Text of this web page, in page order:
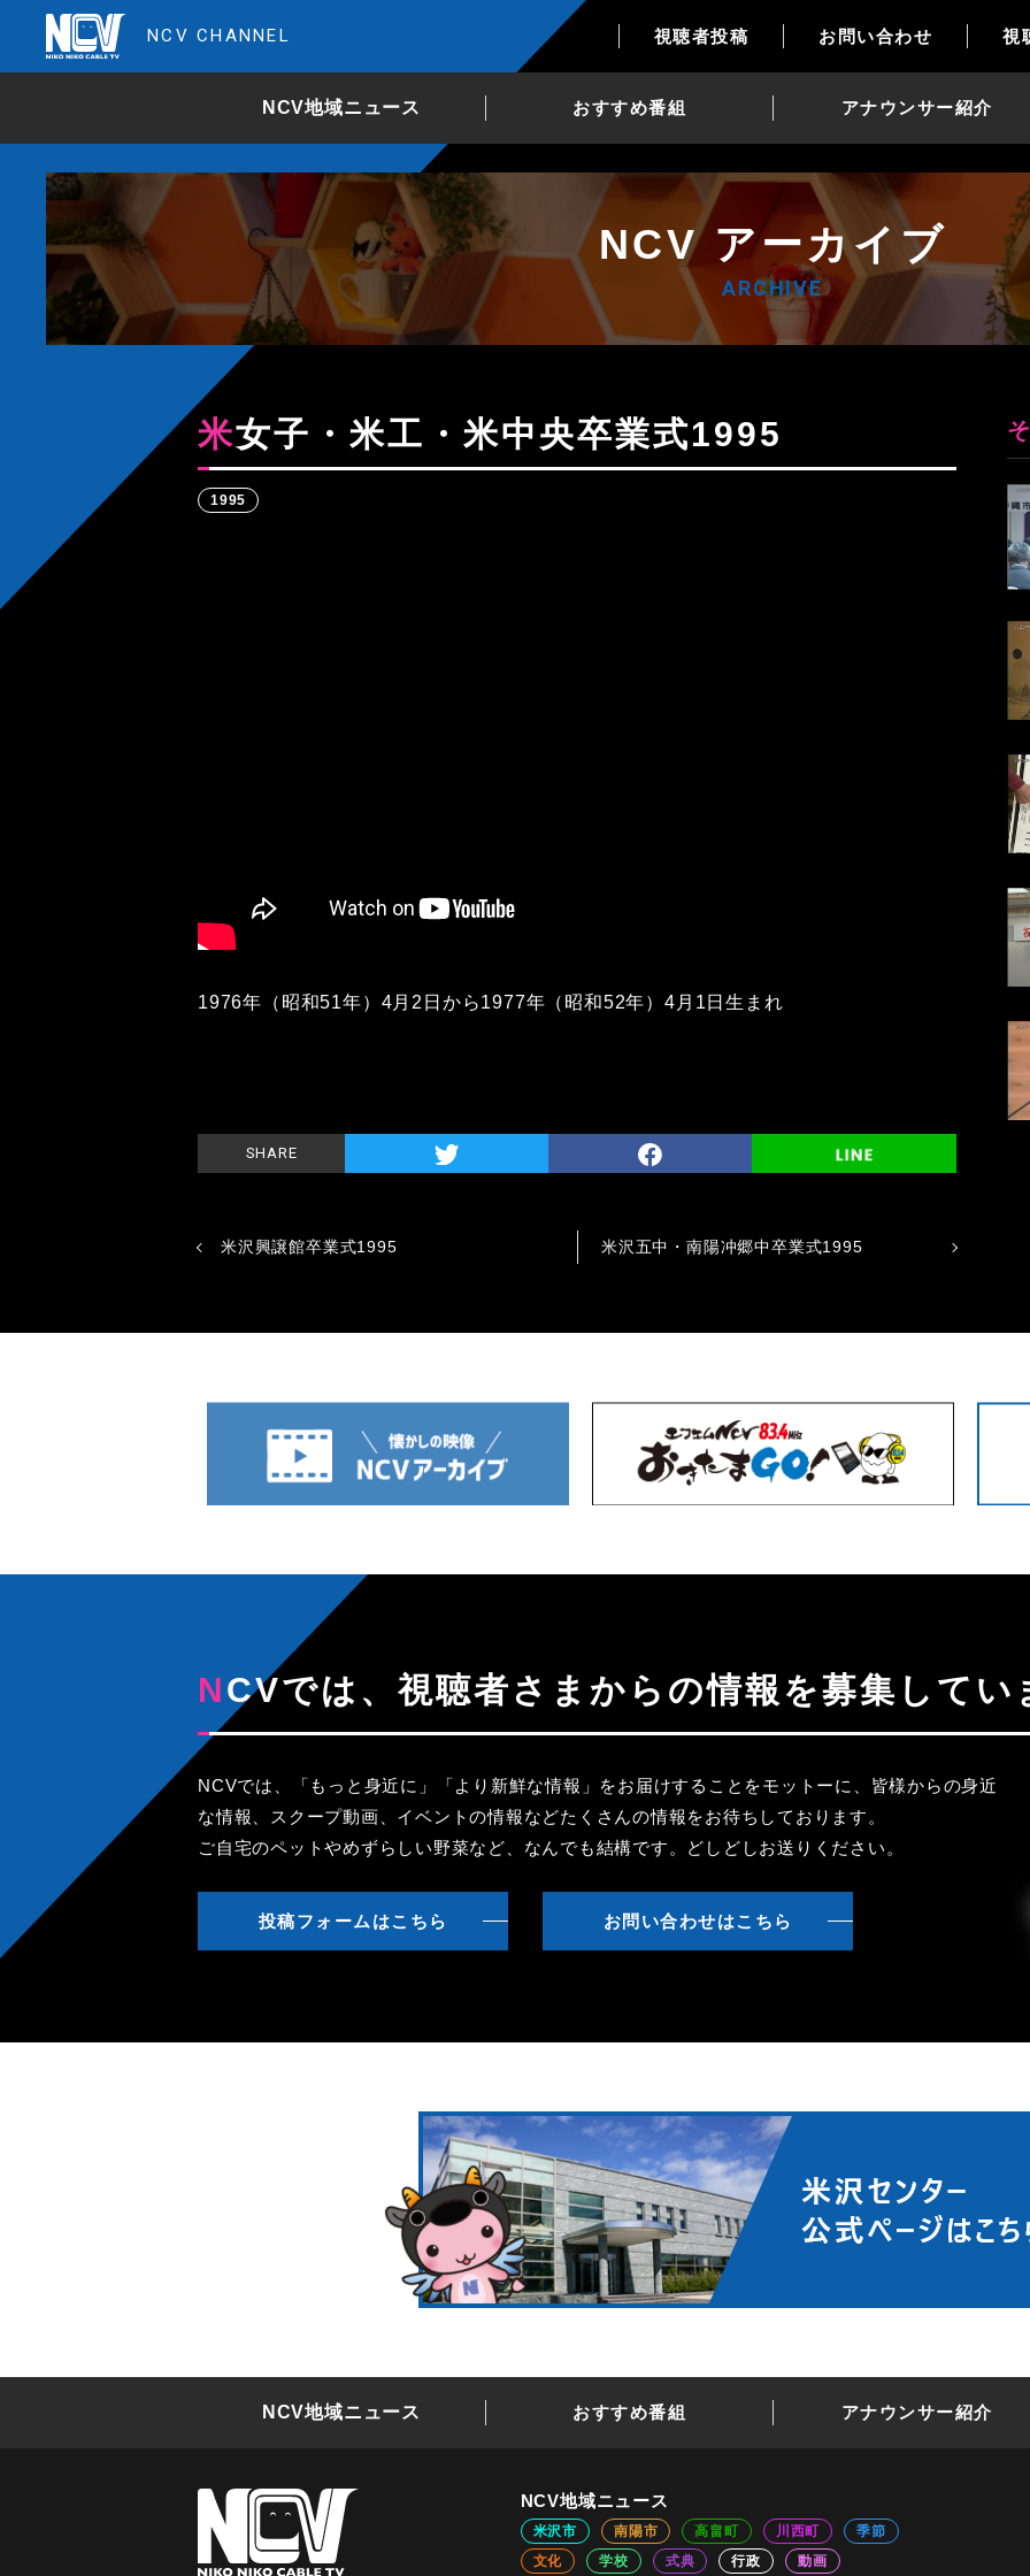
NCV CHANNEL 視聴者投稿 お問い合わせ 視
NCV地域ニュース おすすめ番組 アナウンサー紹介
NCV アーカイブ
ARCHIVE
米女子・米工・米中央卒業式1995
1995
1976年（昭和51年）4月2日から1977年（昭和52年）4月1日生まれ
SHARE
米沢興譲館卒業式1995 米沢五中・南陽冲郷中卒業式1995
NCVでは、視聴者さまからの情報を募集してい
NCVでは、「もっと身近に」「より新鮮な情報」をお届けすることをモットーに、皆様からの身近
な情報、スクープ動画、イベントの情報などたくさんの情報をお待ちしております。
ご自宅のペットやめずらしい野菜など、なんでも結構です。どしどしお送りください。
投稿フォームはこちら お問い合わせはこちら
NCV地域ニュース おすすめ番組 アナウンサー紹介
NCV地域ニュース
米沢市 南陽市 高畠町 川西町
季節
文化
学校 式典 行政 動画